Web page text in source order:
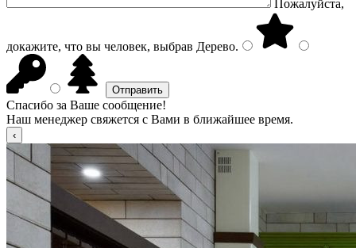
Пожалуйста,
докажите, что вы человек, выбрав Дерево.
Спасибо за Ваше сообщение!
Наш менеджер свяжется с Вами в ближайшее время.